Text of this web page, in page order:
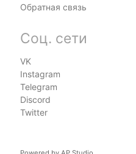
Обратная связь
Соц. сети
VK
Instagram
Telegram
Discord
Twitter